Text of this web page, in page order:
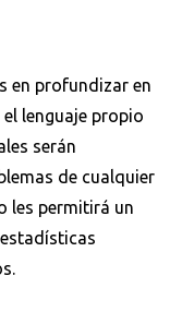
en profundizar en
lenguaje propio
serán
de cualquier
les permitirá un